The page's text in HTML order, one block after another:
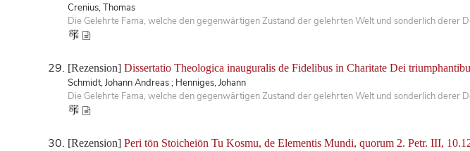
Crenius, Thomas
Die Gelehrte Fama, welche den gegenwärtigen Zustand der gelehrten Welt und sonderlich derer
[Rezension] Dissertatio Theologica inauguralis de Fidelibus in Charitate Dei
Schmidt, Johann Andreas ; Henniges, Johann
Die Gelehrte Fama, welche den gegenwärtigen Zustand der gelehrten Welt und sonderlich derer
[Rezension] Peri tōn Stoicheiōn Tu Kosmu, de Elementis Mundi, quorum 2. Petr. III,